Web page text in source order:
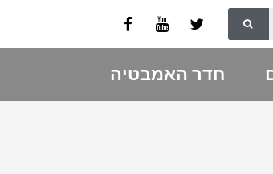
חדר האמבטיה